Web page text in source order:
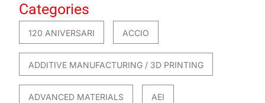
Categories
120 ANIVERSARI ACCIO
ADDITIVE MANUFACTURING / 3D PRINTING
ADVANCED MATERIALS AEI